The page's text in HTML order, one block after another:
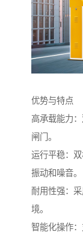
优势与特点
高承载能力
闸门。
运行平稳：
振动和噪音。
耐用性强：
境。
智能化操作